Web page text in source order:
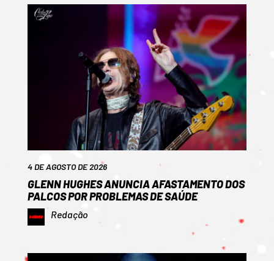
4 DE AGOSTO DE 2026
GLENN HUGHES ANUNCIA AFASTAMENTO DOS
PALCOS POR PROBLEMAS DE SAÚDE
Redação